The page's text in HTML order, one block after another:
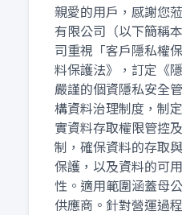
親愛的用戶，感謝您
有限公司（以下簡稱
司重視「客戶隱私權
料保護法》，訂定《
嚴謹的個資隱私安全
構資料治理制度，制
實資料存取權限管控
制，確保資料的存取
保護，以及資料的可
性。適用範圍涵蓋母
供應商。針對營運過